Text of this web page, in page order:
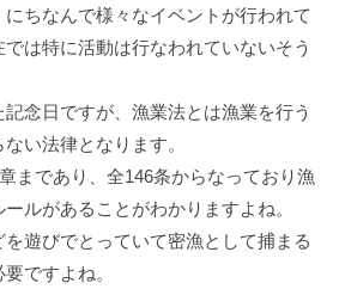
ちなんで様々なイベントが行われて
は特に活動は行なわれていないそう
念日ですが、漁業法とは漁業を行う
い法律となります。
まであり、全146条からなっており漁
ルがあることがわかりますよね。
遊びでとっていて密漁として捕まる
ですよね。